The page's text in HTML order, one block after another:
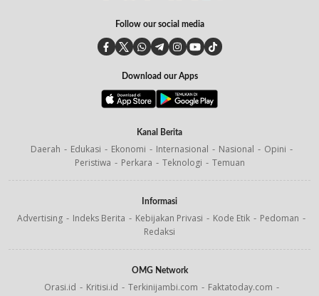
Follow our social media
Download our Apps
Kanal Berita
Daerah Edukasi Ekonomi Internasional Nasional
Opini
Peristiwa
Perkara Teknologi Temuan
Informasi
Advertising Indeks Berita Kebijakan Privasi Kode Etik
Pedoman
Redaksi
OMG Network
Orasi.id Kritisi.id Terkinijambi.com
Faktatoday.com